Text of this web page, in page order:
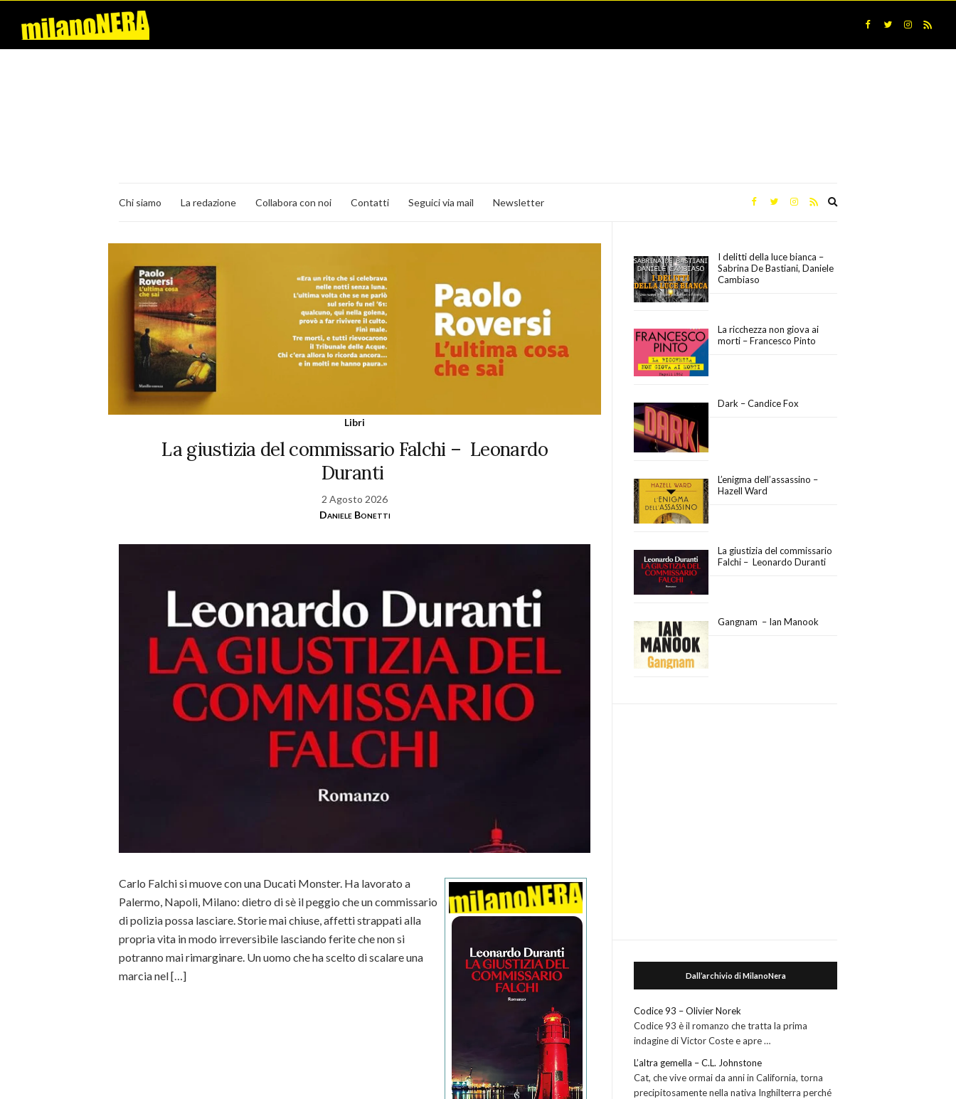
Chi siamo La redazione Collabora con noi Contatti Seguici via mail Newsletter
Libri
La giustizia del commissario Falchi – Leonardo
Duranti
2 Agosto 2026
Daniele Bonetti
Carlo Falchi si muove con una Ducati Monster. Ha lavorato a
Palermo, Napoli, Milano: dietro di sè il peggio che un commissario
di polizia possa lasciare. Storie mai chiuse, affetti strappati alla
propria vita in modo irreversibile lasciando ferite che non si
potranno mai rimarginare. Un uomo che ha scelto di scalare una
marcia nel […]
I delitti della luce bianca –
Sabrina De Bastiani, Daniele
Cambiaso
La ricchezza non giova ai
morti – Francesco Pinto
Dark – Candice Fox
L’enigma dell’assassino –
Hazell Ward
La giustizia del commissario
Falchi – Leonardo Duranti
Gangnam – Ian Manook
Dall’archivio di MilanoNera
Codice 93 – Olivier Norek
Codice 93 è il romanzo che tratta la prima
indagine di Victor Coste e apre …
L’altra gemella – C.L. Johnstone
Cat, che vive ormai da anni in California, torna
precipitosamente nella nativa Inghilterra perché